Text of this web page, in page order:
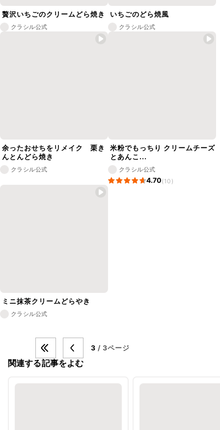
贅沢いちごのクリームどら焼き
クラシル公式
いちごのどら焼風
クラシル公式
余ったおせちをリメイク 栗き
んとんどら焼き
クラシル公式
米粉でもっちり クリームチーズ
とあんこ...
クラシル公式
4.70(10)
ミニ抹茶クリームどらやき
クラシル公式
3 / 3ページ
関連する記事をよむ